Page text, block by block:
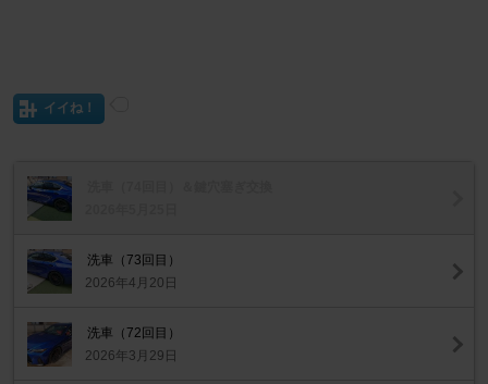
イイね！
洗車（73回目）
2026年4月20日
洗車（72回目）
2026年3月29日